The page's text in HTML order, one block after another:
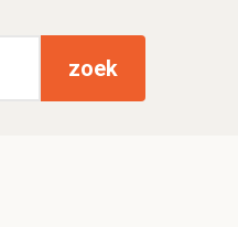
zoek